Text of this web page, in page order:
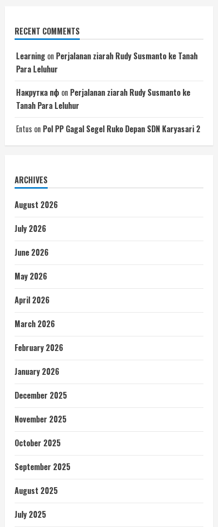
RECENT COMMENTS
Learning on Perjalanan ziarah Rudy Susmanto ke Tanah
Para Leluhur
Накрутка пф on Perjalanan ziarah Rudy Susmanto ke
Tanah Para Leluhur
Entus on Pol PP Gagal Segel Ruko Depan SDN Karyasari 2
ARCHIVES
August 2026
July 2026
June 2026
May 2026
April 2026
March 2026
February 2026
January 2026
December 2025
November 2025
October 2025
September 2025
August 2025
July 2025